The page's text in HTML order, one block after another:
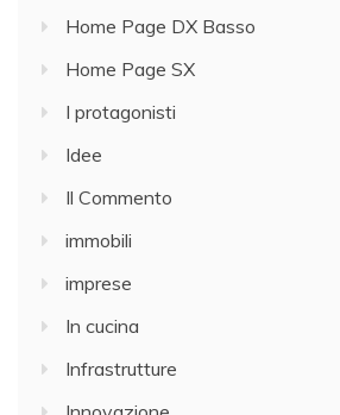
Home Page DX Basso
Home Page SX
I protagonisti
Idee
Il Commento
immobili
imprese
In cucina
Infrastrutture